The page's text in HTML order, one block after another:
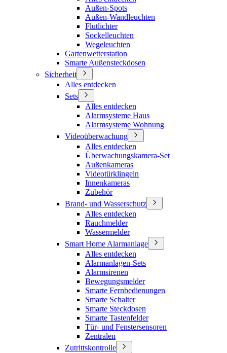
Außen-Spots
Außen-Wandleuchten
Flutlichter
Sockelleuchten
Wegeleuchten
Gartenwetterstation
Smarte Außensteckdosen
Sicherheit
Alles entdecken
Sets
Alles entdecken
Alarmsysteme Haus
Alarmsysteme Wohnung
Videoüberwachung
Alles entdecken
Überwachungskamera-Set
Außenkameras
Videotürklingeln
Innenkameras
Zubehör
Brand- und Wasserschutz
Alles entdecken
Rauchmelder
Wassermelder
Smart Home Alarmanlage
Alles entdecken
Alarmanlagen-Sets
Alarmsirenen
Bewegungsmelder
Smarte Fernbedienungen
Smarte Schalter
Smarte Steckdosen
Smarte Tastenfelder
Tür- und Fenstersensoren
Zentralen
Zutrittskontrolle